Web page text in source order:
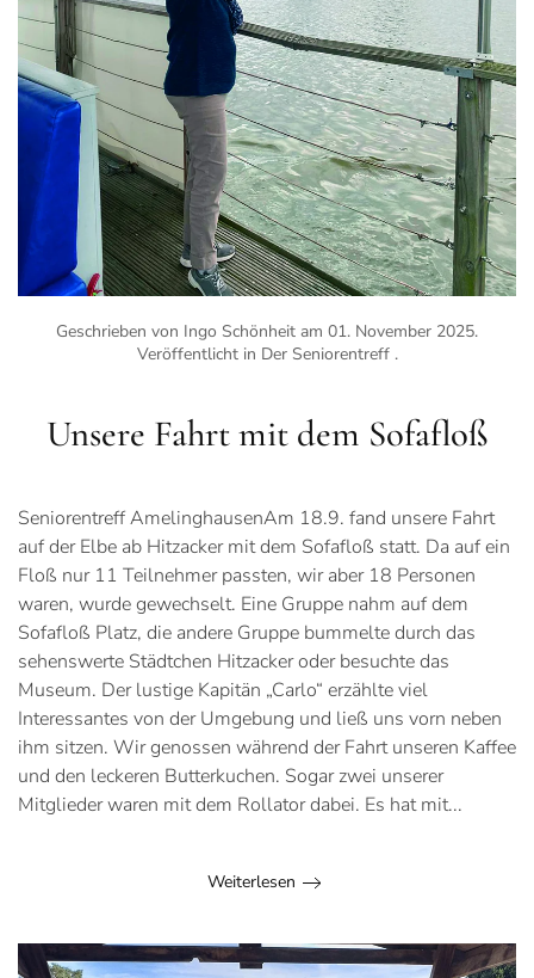
Geschrieben von Ingo Schönheit am 01. November 2025.
Veröffentlicht in Der Seniorentreff .
Unsere Fahrt mit dem Sofafloß
Seniorentreff AmelinghausenAm 18.9. fand unsere Fahrt
auf der Elbe ab Hitzacker mit dem Sofafloß statt. Da auf ein
Floß nur 11 Teilnehmer passten, wir aber 18 Personen
waren, wurde gewechselt. Eine Gruppe nahm auf dem
Sofafloß Platz, die andere Gruppe bummelte durch das
sehenswerte Städtchen Hitzacker oder besuchte das
Museum. Der lustige Kapitän „Carlo“ erzählte viel
Interessantes von der Umgebung und ließ uns vorn neben
ihm sitzen. Wir genossen während der Fahrt unseren Kaffee
und den ­leckeren Butterkuchen. Sogar zwei unserer
Mitglieder waren mit dem Rollator dabei. Es hat mit...
Weiterlesen